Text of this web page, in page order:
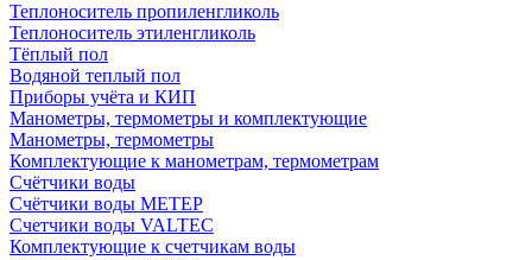
Теплоноситель пропиленгликоль
Теплоноситель этиленгликоль
Тёплый пол
Водяной теплый пол
Приборы учёта и КИП
Манометры, термометры и комплектующие
Манометры, термометры
Комплектующие к манометрам, термометрам
Счётчики воды
Счётчики воды МЕТЕР
Счетчики воды VALTEC
Комплектующие к счетчикам воды